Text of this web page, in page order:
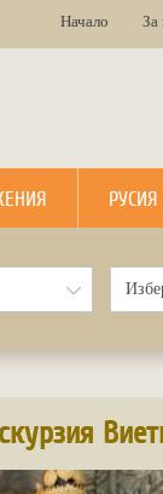
Начало За
РУСИЯ